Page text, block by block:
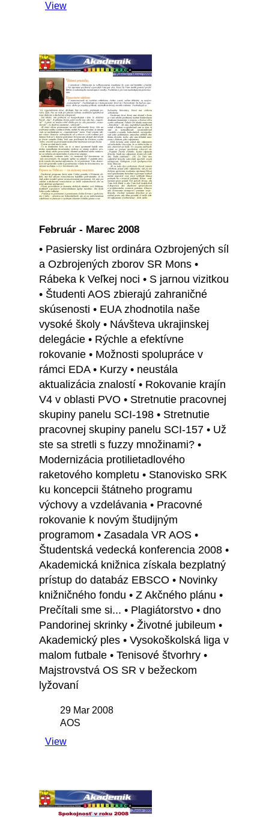
View
Február - Marec 2008
• Pasiersky list ordinára Ozbrojených síl
a Ozbrojených zborov SR Mons •
Rábeka k Veľkej noci • S jarnou vizitkou
• Študenti AOS zbierajú zahraničné
skúsenosti • EUA zhodnotila naše
vysoké školy • Návšteva ukrajinskej
delegácie • Rýchle a efektívne
rokovanie • Možnosti spolupráce v
rámci EDA • Kurzy • neustála
aktualizácia znalostí • Rokovanie krajín
V4 v oblasti PVO • Stretnutie pracovnej
skupiny panelu SCI-198 • Stretnutie
pracovnej skupiny panelu SCI-157 • Už
ste sa stretli s fuzzy množinami? •
Modernizácia protilietadlového
raketového kompletu • Stanovisko SRK
ku koncepcii štátneho programu
výchovy a vzdelávania • Pracovné
rokovanie k novým študijným
programom • Zasadala VR AOS •
Študentská vedecká konferencia 2008 •
Akademická knižnica získala bezplatný
prístup do databáz EBSCO • Novinky
knižničného fondu • Z Akčného plánu •
Prečítali sme si... • Plagiátorstvo • dno
Pandorinej skrinky • Životné jubileum •
Akademický ples • Vysokoškolská liga v
malom futbale • Tenisové štvorhry •
Majstrovstvá OS SR v bežeckom
lyžovaní
29 Mar 2008
AOS
View